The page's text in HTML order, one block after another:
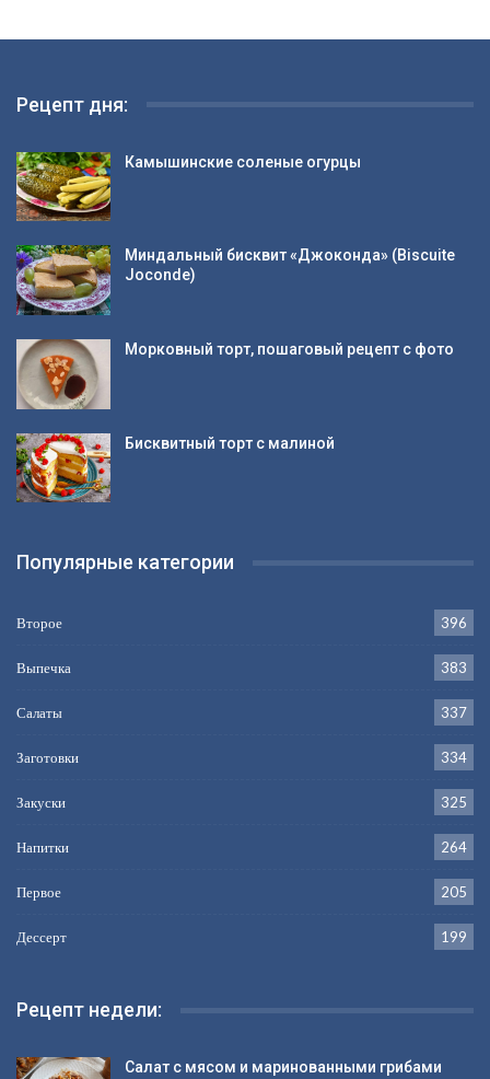
Рецепт дня:
Камышинские соленые огурцы
Миндальный бисквит «Джоконда» (Biscuite
Joconde)
Морковный торт, пошаговый рецепт с фото
Бисквитный торт с малиной
Популярные категории
Второе 396
Выпечка 383
Салаты 337
Заготовки 334
Закуски 325
Напитки 264
Первое 205
Дессерт 199
Рецепт недели:
Салат с мясом и маринованными грибами